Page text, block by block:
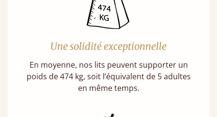
Une solidité exceptionnelle
En moyenne, nos lits peuvent supporter un
poids de 474 kg, soit l’équivalent de 5 adultes
en même temps.